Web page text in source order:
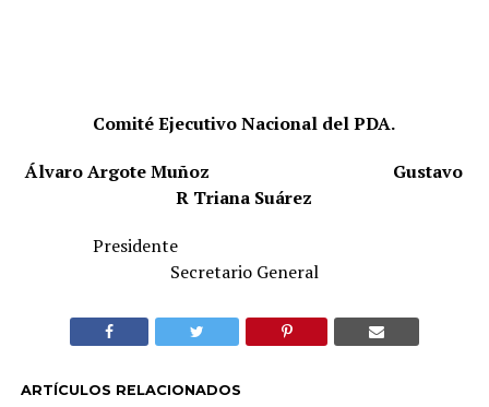
Comité Ejecutivo Nacional del PDA.
Álvaro Argote Muñoz
Gustavo
R Triana Suárez
Presidente
Secretario General
ARTÍCULOS RELACIONADOS